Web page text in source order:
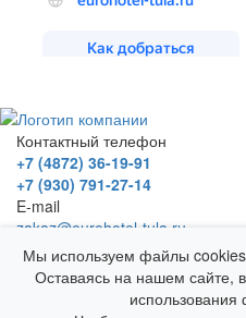
Контактный телефон
+7 (4872) 36-19-91
+7 (930) 791-27-14
E-mail
zakaz@eurohotel-tula.ru
Адрес
г. Тула, ул. Войкова, д. 39
Гостевой Дом "Европейский"
Мы используем файлы
Оставаясь на нашем сайте,